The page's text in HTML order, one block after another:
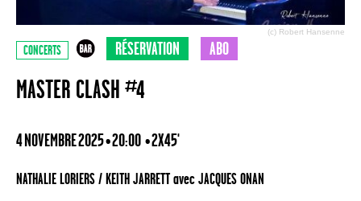
(c) Robert Hansenne
CONCERTS RÉSERVATION ABO
MASTER CLASH #4
4 NOVEMBRE 2025 • 20:00 • 2X45'
NATHALIE LORIERS / KEITH JARRETT avec JACQUES ONAN